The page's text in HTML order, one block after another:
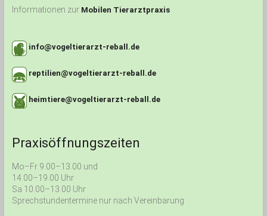
Informationen zur Mobilen Tierarztpraxis
info@vogeltierarzt-reball.de
reptilien@vogeltierarzt-reball.de
heimtiere@vogeltierarzt-reball.de
Praxisöffnungszeiten
Mo–Fr 9.00–13.00 und
14.00–19.00 Uhr
Sa 10.00–13.00 Uhr
Sprechstundentermine nur nach Vereinbarung